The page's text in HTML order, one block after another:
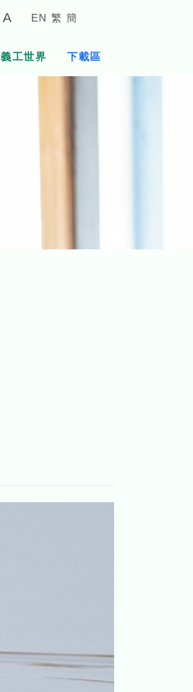
預
字
體
A
的
EN 繁 簡
義工世界 下載區